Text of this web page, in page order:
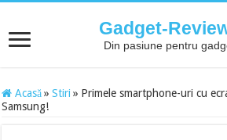
Gadget-
Din pasiune pentru
Acasă » Stiri » Primele smartphone-uri cu
Samsung!